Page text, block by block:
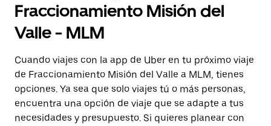
Fraccionamiento Misión del
Valle - MLM
Cuando viajes con la app de Uber en tu próximo viaje
de Fraccionamiento Misión del Valle a MLM, tienes
opciones. Ya sea que solo viajes tú o más personas,
encuentra una opción de viaje que se adapte a tus
necesidades y presupuesto. Si quieres planear con